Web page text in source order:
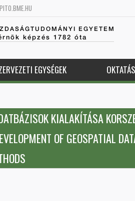
EGYETEM
képzés 1782 óta
EGYSÉGEK OKTATÁS
KIALAKÍTÁSA
OF GEOSPATIAL